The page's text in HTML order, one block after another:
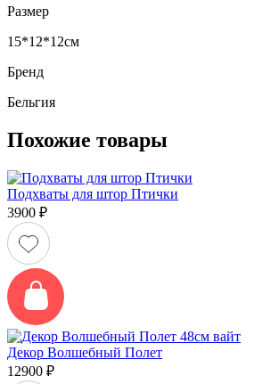
Размер
15*12*12см
Бренд
Бельгия
Похожие товары
Подхваты для штор Птички
3900 ₽
Декор Волшебный Полет
12900 ₽